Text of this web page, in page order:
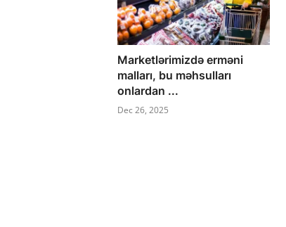
Marketlərimizdə erməni
malları, bu məhsulları
onlardan ...
Dec 26, 2025